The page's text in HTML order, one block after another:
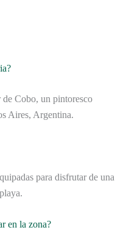
Cobo, un pintoresco
Aires, Argentina.
para disfrutar de una
en la zona?